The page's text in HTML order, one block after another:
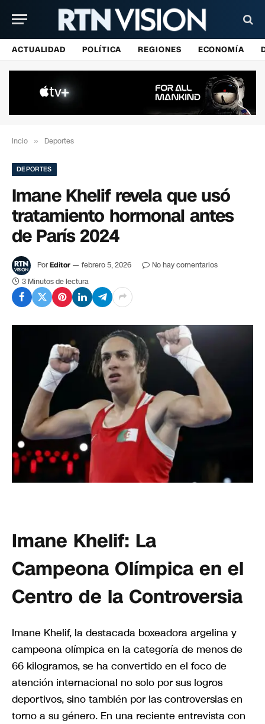
ACTUALIDAD POLÍTICA REGIONES ECONOMÍA
Incio » Deportes
DEPORTES
Imane Khelif revela que usó
tratamiento hormonal antes
de París 2024
PorEditor febrero 5, 2026
No hay comentarios
3 Minutos de lectura
Imane Khelif: La
Campeona Olímpica en el
Centro de la Controversia
Imane Khelif, la destacada boxeadora argelina y
campeona olímpica en la categoría de menos de
66 kilogramos, se ha convertido en el foco de
atención internacional no solo por sus logros
deportivos, sino también por las controversias en
torno a su género. En una reciente entrevista con